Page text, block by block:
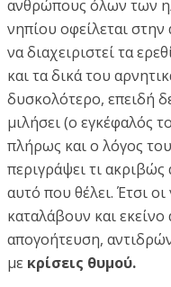
ανθρώπους όλων των
νηπίου οφείλεται
να διαχειριστεί τα
και τα δικά του
δυσκολότερο, επειδή
μιλήσει (ο εγκέφαλός
πλήρως και ο λόγος
περιγράψει τι ακριβώς
αυτό που θέλει. Έτσι
καταλάβουν και εκείνο
απογοήτευση,
με κρίσεις θυμού.